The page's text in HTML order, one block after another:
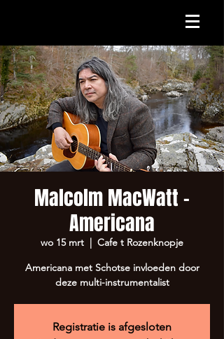
Malcolm MacWatt -
Americana
wo 15 mrt
  |
Cafe t Rozenknopje
Americana met Schotse invloeden door
deze multi-instrumentalist
Registratie is afgesloten